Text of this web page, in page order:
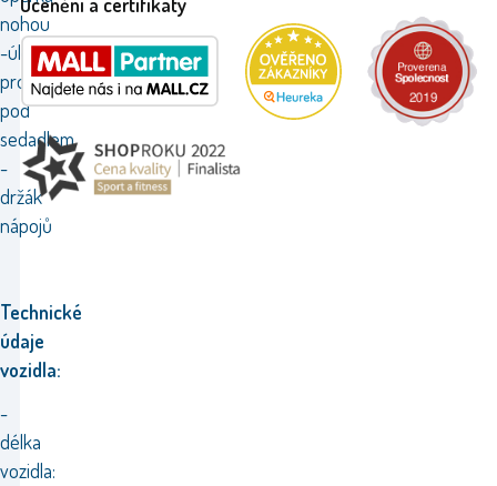
nohou
-úložný
prostor
pod
sedadlem
-
držák
nápojů
Technické
údaje
vozidla:
-
délka
vozidla: